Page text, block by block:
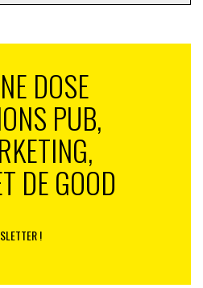
DOSE
PUB,
DE GOOD
!